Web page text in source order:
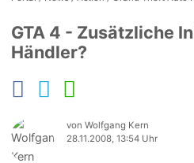
GTA 4 - Zusätzliche
Händler?
von Wolfgang Kern
28.11.2008, 13:54 Uhr